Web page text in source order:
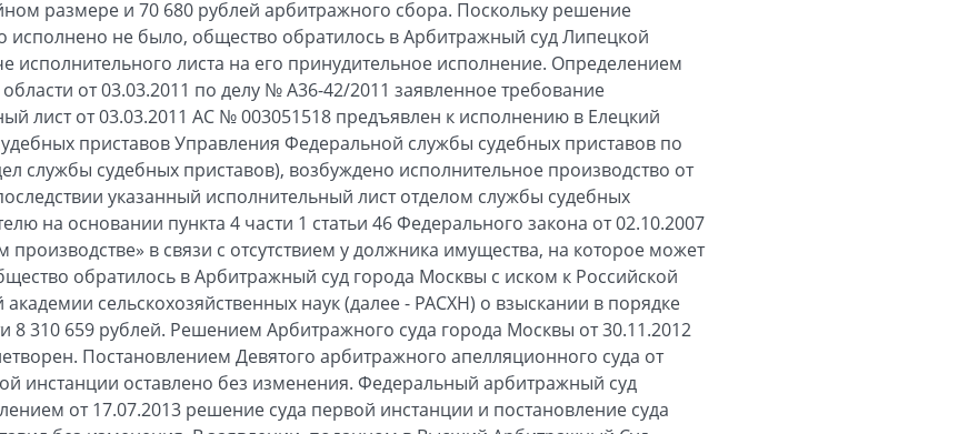
размере и 70 680 рублей арбитражного сбора. Поскольку решение
исполнено не было, общество обратилось в Арбитражный суд Липецкой
исполнительного листа на его принудительное исполнение. Определением
от 03.03.2011 по делу № A36-42/2011 заявленное требование
лист от 03.03.2011 АС № 003051518 предъявлен к исполнению в Елецкий
приставов Управления Федеральной службы судебных приставов по
службы судебных приставов), возбуждено исполнительное производство от
указанный исполнительный лист отделом службы судебных
на основании пункта 4 части 1 статьи 46 Федерального закона от 02.10.2007
в связи с отсутствием у должника имущества, на которое может
обратилось в Арбитражный суд города Москвы с иском к Российской
сельскохозяйственных наук (далее - РАСХН) о взыскании в порядке
8 310 659 рублей. Решением Арбитражного суда города Москвы от 30.11.2012
Постановлением Девятого арбитражного апелляционного суда от
инстанции оставлено без изменения. Федеральный арбитражный суд
от 17.07.2013 решение суда первой инстанции и постановление суда